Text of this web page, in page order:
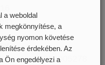
）
1000005278
a weboldal
megkönnyítése, a
nyomon követése
érdekében. Az
Ön engedélyezi a